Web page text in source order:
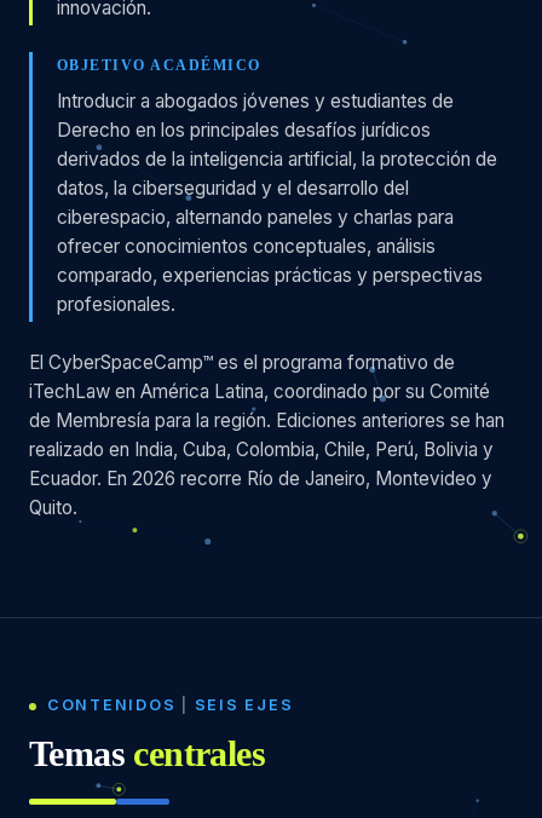
innovación.
OBJETIVO ACADÉMICO
Introducir a abogados jóvenes y estudiantes de
Derecho en los principales desafíos jurídicos
derivados de la inteligencia artificial, la protección de
datos, la ciberseguridad y el desarrollo del
ciberespacio, alternando paneles y charlas para
ofrecer conocimientos conceptuales, análisis
comparado, experiencias prácticas y perspectivas
profesionales.
El CyberSpaceCamp™ es el programa formativo de
iTechLaw en América Latina, coordinado por su Comité
de Membresía para la región. Ediciones anteriores se han
realizado en India, Cuba, Colombia, Chile, Perú, Bolivia y
Ecuador. En 2026 recorre Río de Janeiro, Montevideo y
Quito.
CONTENIDOS SEIS EJES
Temas centrales